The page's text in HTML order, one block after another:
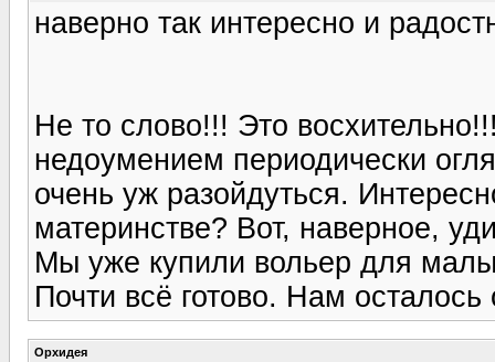
наверно так интересно и
Не то слово!!! Это
недоумением периодически
очень уж разойдуться.
материнстве? Вот, наверное,
Мы уже купили вольер для
Почти всё готово. Нам осталось
Орхидея